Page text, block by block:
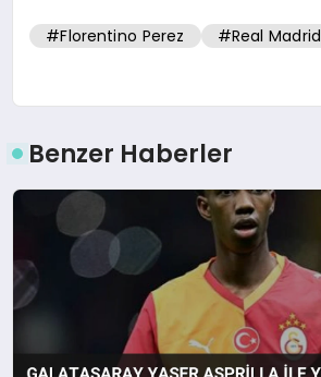
#Florentino Perez #Real Madrid
Benzer Haberler